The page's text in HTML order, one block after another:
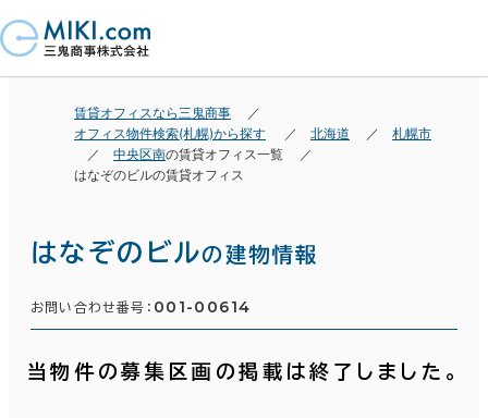
賃貸オフィスなら三鬼商事
オフィス物件検索(札幌)から探す
北海道
札幌市
中央区南の賃貸オフィス一覧
はなぞのビルの賃貸オフィス
はなぞのビルの建物情報
お問い合わせ番号： 001-00614
当物件の募集区画の掲載は終了しました。